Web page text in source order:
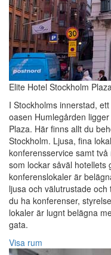
Elite Hotel Stockholm
I Stockholms innerstad,
oasen Humlegården
Plaza. Här finns allt du
Stockholm. Ljusa, fina
konferensservice samt
som lockar såväl hotellets
konferenslokaler är
ljusa och välutrustade
du ha konferenser,
lokaler är lugnt belägna
gata.
Visa rum